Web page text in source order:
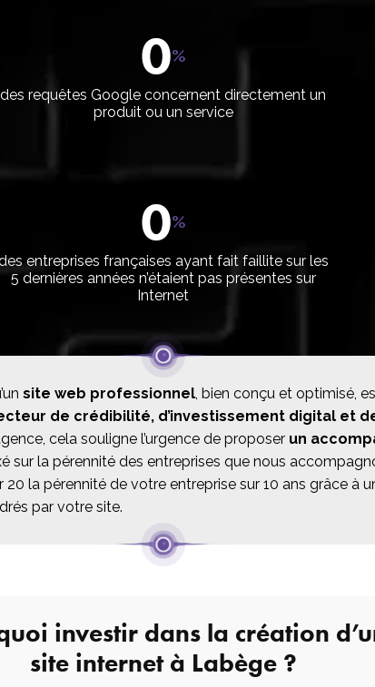
Site internet
Hébergement et
maintenance
0%
des requêtes Google concernent directement un
produit ou un service
0%
entreprises françaises ayant fait faillite sur les
5 dernières années n’étaient pas présentes sur
Internet
site web professionnel, bien conçu et optimisé,
de crédibilité, d’investissement digital et
cela souligne l’urgence de proposer un
sur la pérennité des entreprises que nous
la pérennité de votre entreprise sur 10 ans grâce à
par votre site.
investir dans la création
site internet à Labège ?